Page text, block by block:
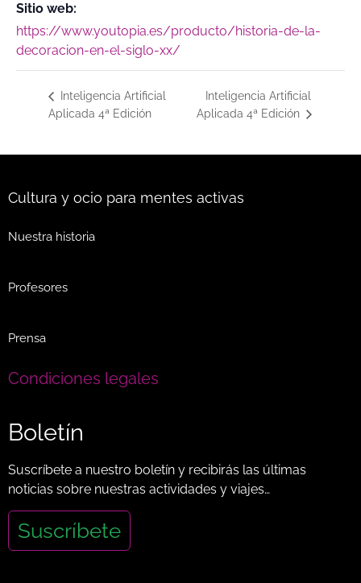
Sitio web:
https://www.youtopia.es/producto/historia-de-la-
decoracion-en-el-siglo-xx/
Inteligencia Artificial
Aplicada 4ª Edición
Inteligencia Artificial
Aplicada 4ª Edición
Cultura y ocio para mentes activas
Nuestra historia
Profesores
Prensa
Condiciones legales
Boletín
Suscríbete a nuestro boletín y recibirás las últimas
noticias sobre nuestras actividades y viajes…
Suscríbete